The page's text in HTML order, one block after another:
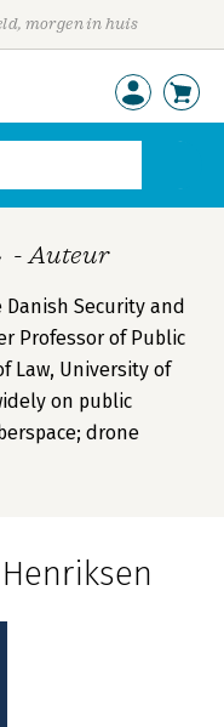
morgen in huis
- Auteur
Security and
Professor of Public
Law, University of
on public
drone